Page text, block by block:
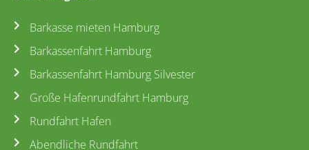
Barkasse mieten Hamburg
Barkassenfahrt Hamburg
Barkassenfahrt Hamburg Silvester
Große Hafenrundfahrt Hamburg
Rundfahrt Hafen
Abendliche Rundfahrt